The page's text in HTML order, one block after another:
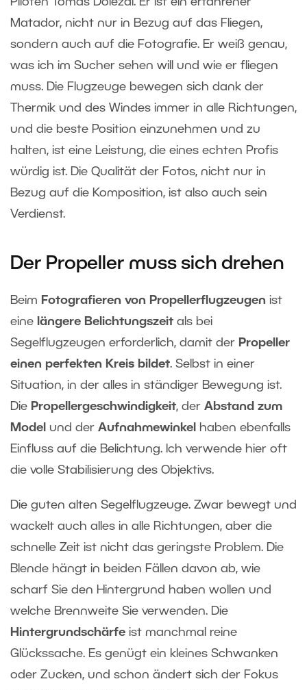
Piloten Tomáš Doležal. Er ist ein erfahrener
Matador, nicht nur in Bezug auf das Fliegen,
sondern auch auf die Fotografie. Er weiß genau,
was ich im Sucher sehen will und wie er fliegen
muss. Die Flugzeuge bewegen sich dank der
Thermik und des Windes immer in alle Richtungen,
und die beste Position einzunehmen und zu
halten, ist eine Leistung, die eines echten Profis
würdig ist. Die Qualität der Fotos, nicht nur in
Bezug auf die Komposition, ist also auch sein
Verdienst.
Der Propeller muss sich drehen
Beim Fotografieren von Propellerflugzeugen ist
eine längere Belichtungszeit als bei
Segelflugzeugen erforderlich, damit der Propeller
einen perfekten Kreis bildet. Selbst in einer
Situation, in der alles in ständiger Bewegung ist.
Die Propellergeschwindigkeit, der Abstand zum
Model
und der Aufnahmewinkel
haben ebenfalls
Einfluss auf die Belichtung. Ich verwende hier oft
die volle Stabilisierung des Objektivs.
Die guten alten Segelflugzeuge. Zwar bewegt und
wackelt auch alles in alle Richtungen, aber die
schnelle Zeit ist nicht das geringste Problem. Die
Blende hängt in beiden Fällen davon ab, wie
scharf Sie den Hintergrund haben wollen und
welche Brennweite Sie verwenden. Die
Hintergrundschärfe ist manchmal reine
Glückssache. Es genügt ein kleines Schwanken
oder Zucken, und schon ändert sich der Fokus